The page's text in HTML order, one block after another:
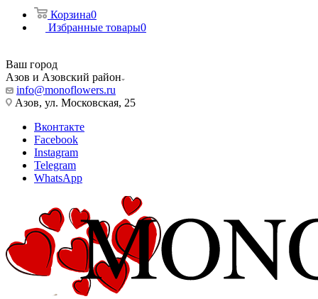
Корзина0
Избранные товары0
Ваш город
Азов и Азовский район
info@monoflowers.ru
Азов, ул. Московская, 25
Вконтакте
Facebook
Instagram
Telegram
WhatsApp